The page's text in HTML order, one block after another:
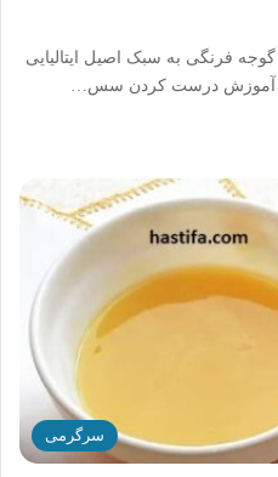
فرنگی به سبک اصیل ایتالیایی
آموزش درست کردن سس…
سرگرمی